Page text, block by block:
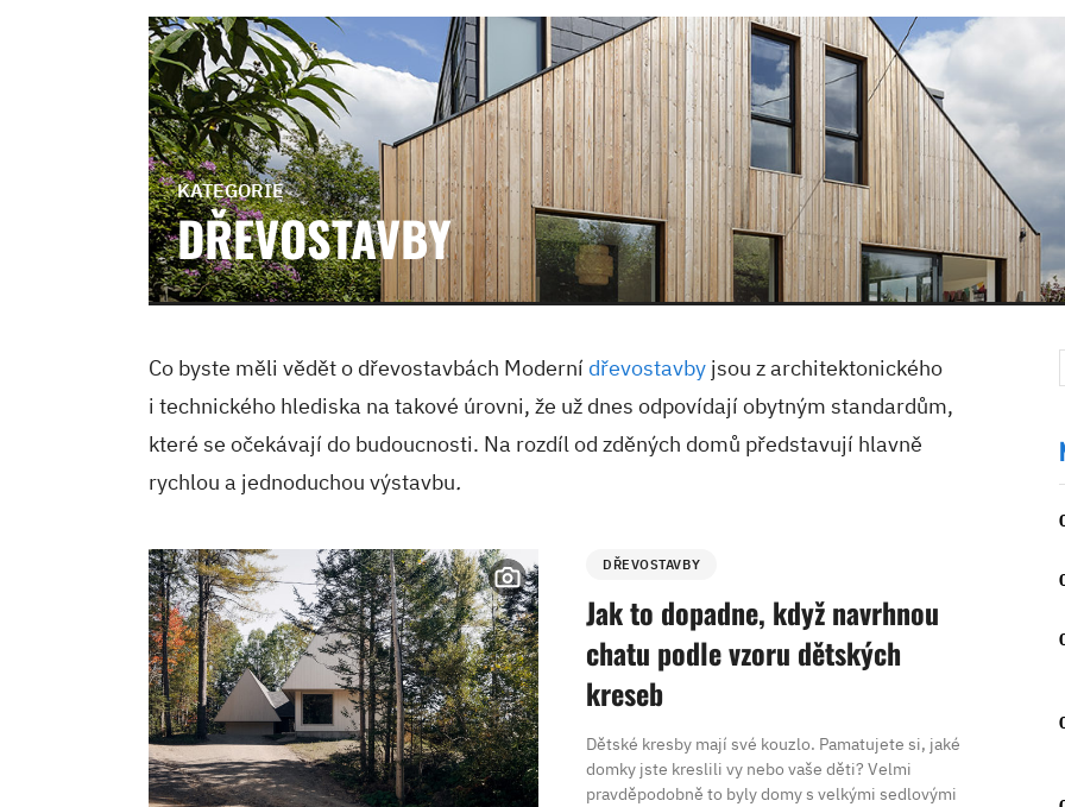
KATEGORIE
DŘEVOSTAVBY
Co byste měli vědět o dřevostavbách Moderní dřevostavby jsou z architektonického
i technického hlediska na takové úrovni, že už dnes odpovídají obytným standardům,
které se očekávají do budoucnosti. Na rozdíl od zděných domů představují hlavně
rychlou a jednoduchou výstavbu.
DŘEVOSTAVBY
Jak to dopadne, když navrhnou
chatu podle vzoru dětských
kreseb
Dětské kresby mají své kouzlo. Pamatujete si, jaké
domky jste kreslili vy nebo vaše děti? Velmi
pravděpodobně to byly domy s velkými sedlovými